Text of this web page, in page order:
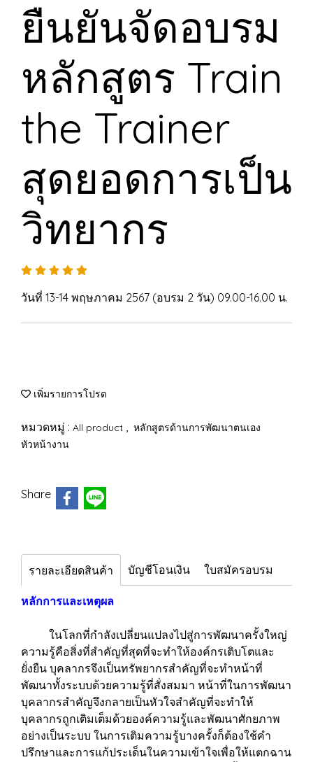
ยืนยันจัดอบรม
หลักสูตร Train
the Trainer
สุดยอดการเป็น
วิทยากร
วันที่ 13-14 พฤษภาคม 2567 (อบรม 2 วัน) 09.00-16.00 น.
เพิ่มรายการโปรด
หมวดหมู่ : All product , หลักสูตรด้านการพัฒนาตนเอง
หัวหน้างาน
Share
รายละเอียดสินค้า บัญชีโอนเงิน ใบสมัครอบรม
หลักการและเหตุผล
ในโลกที่กำลังเปลี่ยนแปลงไปสู่การพัฒนาครั้งใหญ่
ความรู้คือสิ่งที่สำคัญที่สุดที่จะทำให้องค์กรเติบโตและ
ยั่งยืน บุคลากรจึงเป็นทรัพยากรสำคัญที่จะทำหน้าที่
พัฒนาทั้งระบบด้วยความรู้ที่สั่งสมมา หน้าที่ในการพัฒนา
บุคลากรสำคัญจึงกลายเป็นหัวใจสำคัญที่จะทำให้
บุคลากรถูกเติมเต็มด้วยองค์ความรู้และพัฒนาศักยภาพ
อย่างเป็นระบบ ในการเติมความรู้บางครั้งก็ต้องใช้คำ
ปรึกษาและการแก้ประเด็นในความเข้าใจเพื่อให้แตกฉาน